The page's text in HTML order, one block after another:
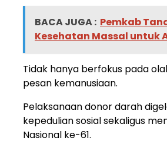
BACA JUGA : Pemkab
Kesehatan Massal untuk
Tidak hanya berfokus pada
pesan kemanusiaan.
Pelaksanaan donor darah
kepedulian sosial sekaligus
Nasional ke-61.